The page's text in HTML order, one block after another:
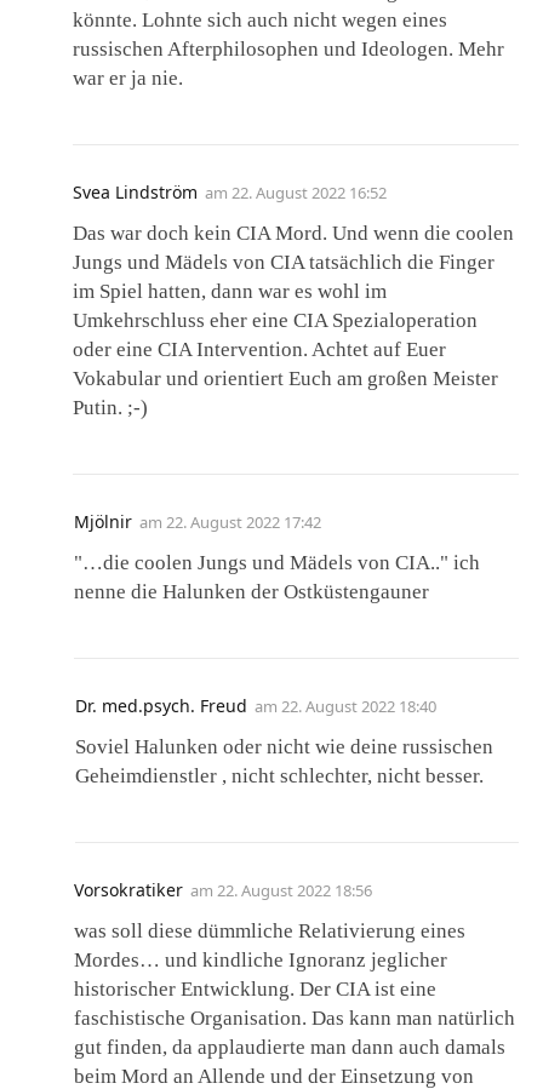
könnte. Lohnte sich auch nicht wegen eines
russischen Afterphilosophen und Ideologen. Mehr
war er ja nie.
Svea Lindström am 22. August 2022 16:52
Das war doch kein CIA Mord. Und wenn die coolen
Jungs und Mädels von CIA tatsächlich die Finger
im Spiel hatten, dann war es wohl im
Umkehrschluss eher eine CIA Spezialoperation
oder eine CIA Intervention. Achtet auf Euer
Vokabular und orientiert Euch am großen Meister
Putin. ;-)
Mjölnir am 22. August 2022 17:42
"…die coolen Jungs und Mädels von CIA.." ich
nenne die Halunken der Ostküstengauner
Dr. med.psych. Freud am 22. August 2022 18:40
Soviel Halunken oder nicht wie deine russischen
Geheimdienstler , nicht schlechter, nicht besser.
Vorsokratiker am 22. August 2022 18:56
was soll diese dümmliche Relativierung eines
Mordes… und kindliche Ignoranz jeglicher
historischer Entwicklung. Der CIA ist eine
faschistische Organisation. Das kann man natürlich
gut finden, da applaudierte man dann auch damals
beim Mord an Allende und der Einsetzung von